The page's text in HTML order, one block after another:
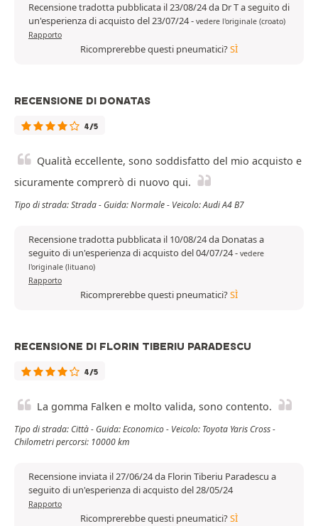
Recensione tradotta pubblicata il 23/08/24 da Dr T a seguito di
un'esperienza di acquisto del 23/07/24- vedere l'originale (croato)
Rapporto
Ricomprerebbe questi pneumatici?SÌ
RECENSIONE DI DONATAS
4/5
Qualità eccellente, sono soddisfatto del mio acquisto e
sicuramente comprerò di nuovo qui.
Tipo di strada: Strada - Guida: Normale - Veicolo: Audi A4 B7
Recensione tradotta pubblicata il 10/08/24 da Donatas a
seguito di un'esperienza di acquisto del 04/07/24- vedere
l'originale (lituano)
Rapporto
Ricomprerebbe questi pneumatici?SÌ
RECENSIONE DI FLORIN TIBERIU PARADESCU
4/5
La gomma Falken e molto valida, sono contento.
Tipo di strada: Città - Guida: Economico - Veicolo: Toyota Yaris Cross -
Chilometri percorsi: 10000 km
Recensione inviata il 27/06/24 da Florin Tiberiu Paradescu a
seguito di un'esperienza di acquisto del 28/05/24
Rapporto
Ricomprerebbe questi pneumatici?SÌ